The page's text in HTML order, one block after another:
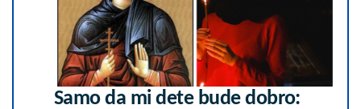
Samo da mi dete bude dobro: